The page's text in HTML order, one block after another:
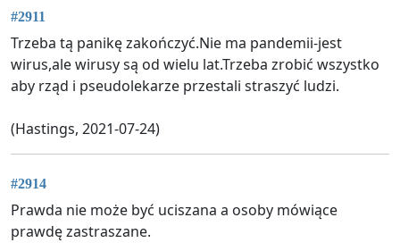
#2911
Trzeba tą panikę zakończyć.Nie ma pandemii-jest
wirus,ale wirusy są od wielu lat.Trzeba zrobić wszystko
aby rząd i pseudolekarze przestali straszyć ludzi.
(Hastings, 2021-07-24)
#2914
Prawda nie może być uciszana a osoby mówiące
prawdę zastraszane.